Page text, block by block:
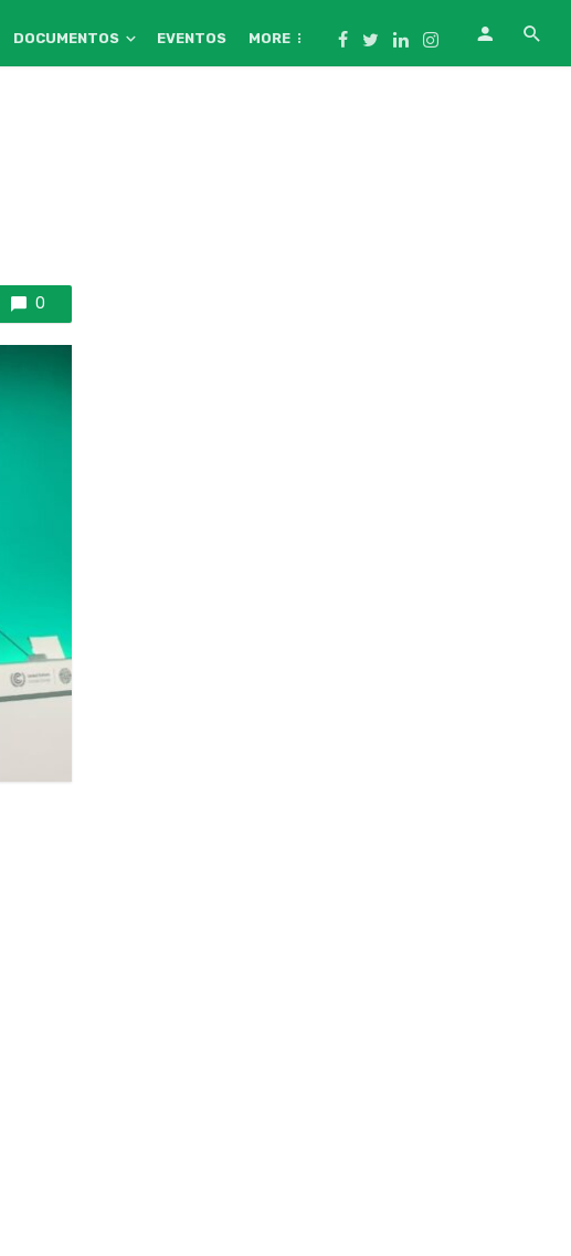
DOCUMENTOS EVENTOS MORE
0